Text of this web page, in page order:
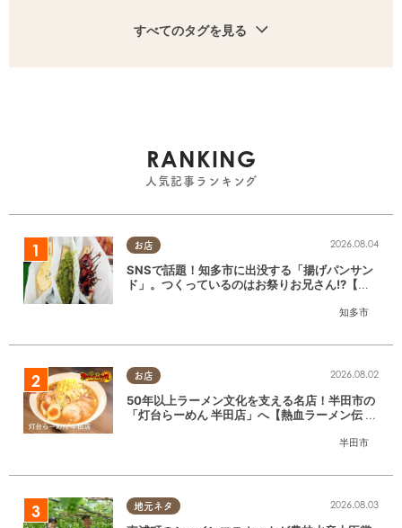
すべてのタグを見る
RANKING
人気記事ランキング
お店
知多市
2026.08.04
SNSで話題！知多市に出没する「揚げパンサン
ド」。つくっているのはお祭りお兄さん!?【ち
お店
半田市
2026.08.02
50年以上ラーメン文化を支える名店！半田市の
「灯台らーめん 半田店」へ【熱血ラーメン伝 8
地元ネタ 2026.08.03